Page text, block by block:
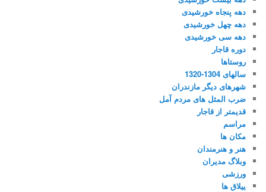
دهه پنجاه خورشیدی
دهه چهل خورشیدی
دهه سی خورشیدی
دوره قاجار
روستاها
سالهای 1304-1320
شهرهای دیگر مازندران
ضرب المثل های مردم آمل
قدیمتر از قاجار
مراسم
مکان ها
هنر و هنرمندان
وبلاگ مدیران
ورزشی
ییلاق ها